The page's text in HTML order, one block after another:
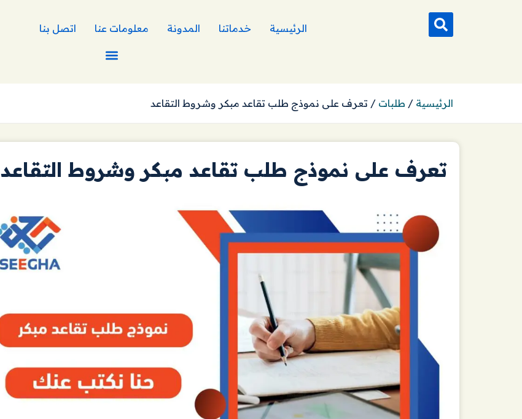
الرئيسية خدماتنا المدونة معلومات عنا اتصل بنا
الرئيسية / طلبات / تعرف على نموذج طلب تقاعد مبكر وشروط التقاعد
تعرف على نموذج طلب تقاعد مبكر وشروط التقاعد